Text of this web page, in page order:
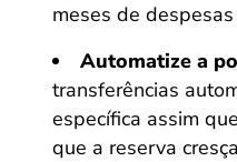
meses de
Automatize a
transferências
específica assim
que a reserva